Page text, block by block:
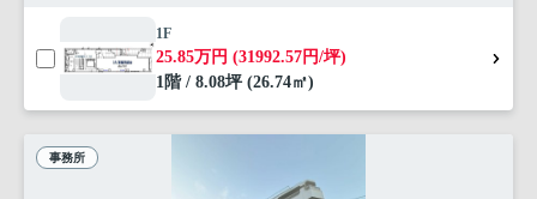
1F
25.85万円 (31992.57円/坪)
1階 / 8.08坪 (26.74㎡)
事務所